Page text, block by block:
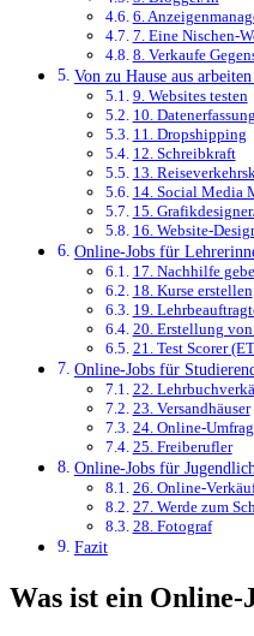
6.
7. Eine Nischen-
8. Verkaufe
Von zu Hause aus
9. Websites testen
10. Datenerfassung
11. Dropshipping
12. Schreibkraft
13.
14. Social Media
15.
16. Website-
Online-Jobs für
17. Nachhilfe
18. Kurse erstellen
19.
20. Erstellung
21. Test Scorer
Online-Jobs für
22.
23. Versandhäuser
24. Online-
25. Freiberufler
Online-Jobs für
26. Online-
27. Werde zum
28. Fotograf
Fazit
Was ist ein Online-